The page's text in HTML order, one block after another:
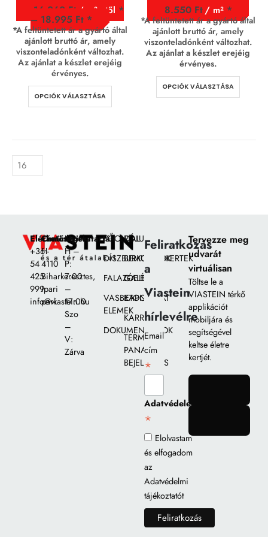
16.260 Ft / m² - től
– 18.995 Ft
*A feltüntetett ár a gyártó által
ajánlott bruttó ár, amely
viszonteladónként változhat.
Az ajánlat a készlet erejéig
érvényes.
OPCIÓK VÁLASZTÁSA
8.550 Ft / m²
*A feltüntetett ár a gyártó által
ajánlott bruttó ár, amely
viszonteladónként változhat.
Az ajánlat a készlet erejéig
érvényes.
OPCIÓK VÁLASZTÁSA
Elérhetőségek:
+36
54
425
999
info@viastein.hu
Címünk:
H-
4110
Biharkeresztes,
Ipari
park
Nyitvatartás
H –
P:
7:00
–
17:00
Szo
–
V:
Zárva
FŐOLDAL
DÍSZBURKOLATOK
FALAZÓELEMEK
VASBETON
ELEMEK
DOKUMENTUMOK
RÓLUNK
BEMUTATÓKERTEK
GALÉRIA
KAPCSOLAT
KARRIER
TERMÉK
PANASZ
BEJELENTÉS
Feliratkozás
a
Viastein
hírlevélre
Email
cím
*
Adatvédelem
*
Elolvastam
és elfogadom
az
Adatvédelmi
tájékoztatót
Tervezze meg
udvarát
virtuálisan
Töltse le a
VIASTEIN térkő
applikációt
mobiljára és
segítségével
keltse életre
kertjét.